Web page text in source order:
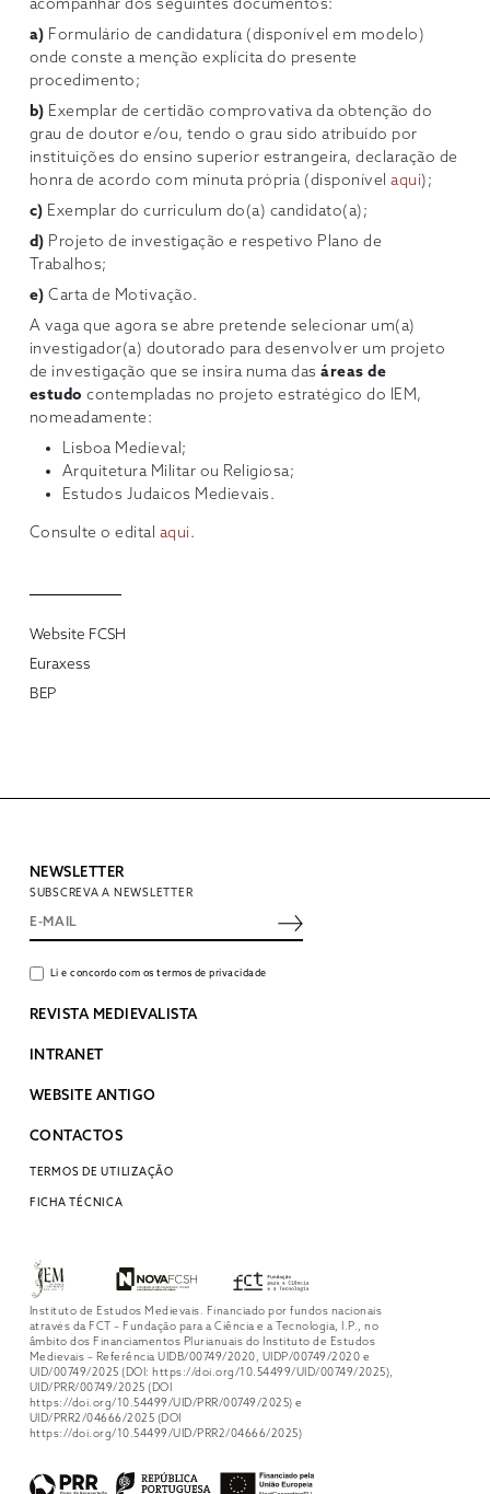
acompanhar dos seguintes documentos:
a) Formulário de candidatura (disponível em modelo)
onde conste a menção explícita do presente
procedimento;
b) Exemplar de certidão comprovativa da obtenção do
grau de doutor e/ou, tendo o grau sido atribuído por
instituições do ensino superior estrangeira, declaração de
honra de acordo com minuta própria (disponívelaqui);
c) Exemplar do curriculum do(a) candidato(a);
d) Projeto de investigação e respetivo Plano de
Trabalhos;
e)Carta de Motivação.
A vaga que agora se abre pretende selecionar um(a)
investigador(a) doutorado para desenvolver um projeto
de investigação que se insira numa dasáreas de
estudo contempladas no projeto estratégico do IEM,
nomeadamente:
Lisboa Medieval;
Arquitetura Militar ou Religiosa;
Estudos Judaicos Medievais.
Consulte o edital aqui.
Website FCSH
Euraxess
BEP
NEWSLETTER
SUBSCREVA A NEWSLETTER
Li e concordo com os termos de privacidade
REVISTA MEDIEVALISTA
INTRANET
WEBSITE ANTIGO
CONTACTOS
TERMOS DE UTILIZAÇÃO
FICHA TÉCNICA
Instituto de Estudos Medievais. Financiado por fundos nacionais
através da FCT – Fundação para a Ciência e a Tecnologia, I.P., no
âmbito dos Financiamentos Plurianuais do Instituto de Estudos
Medievais – Referência UIDB/00749/2020, UIDP/00749/2020 e
UID/00749/2025 (DOI: https://doi.org/10.54499/UID/00749/2025),
UID/PRR/00749/2025 (DOI
https://doi.org/10.54499/UID/PRR/00749/2025) e
UID/PRR2/04666/2025 (DOI
https://doi.org/10.54499/UID/PRR2/04666/2025)